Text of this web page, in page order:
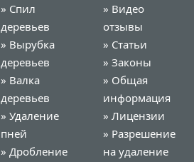
» Спил
деревьев
» Вырубка
деревьев
» Валка
деревьев
» Удаление
пней
» Дробление
» Видео
отзывы
» Статьи
» Законы
» Общая
информация
» Лицензии
» Разрешение
на удаление